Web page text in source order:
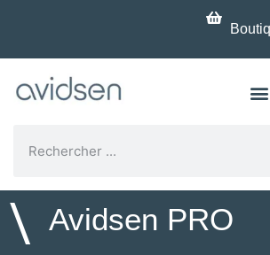
\ Avidsen PRO